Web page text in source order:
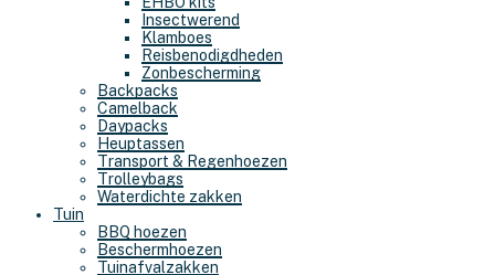
Insectwerend
Klamboes
Reisbenodigdheden
Zonbescherming
Backpacks
Camelback
Daypacks
Heuptassen
Transport & Regenhoezen
Trolleybags
Waterdichte zakken
Tuin
BBQ hoezen
Beschermhoezen
Tuinafvalzakken